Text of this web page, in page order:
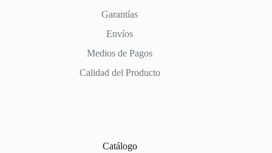
Garantías
Envíos
Medios de Pagos
Calidad del Producto
Catálogo